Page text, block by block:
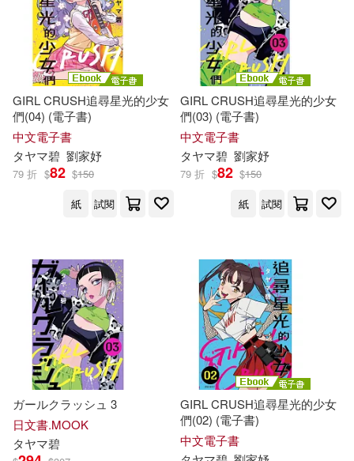
適合平板閱讀(4)
其他 (可複選)
現在可購買商品(11)
作者/演唱/譯/編/繪(11)
GIRL CRUSH追尋星光的少女
們(04) (電子書)
中文電子書
タヤマ碧 劉家妤
79 折 $82 $150
紙
試閱
GIRL CRUSH追尋星光的少女
們(03) (電子書)
中文電子書
タヤマ碧 劉家妤
79 折 $82 $150
紙
試閱
ガールクラッシュ 3
日文書.MOOK
タヤマ碧
GIRL CRUSH追尋星光的少女
們(02) (電子書)
中文電子書